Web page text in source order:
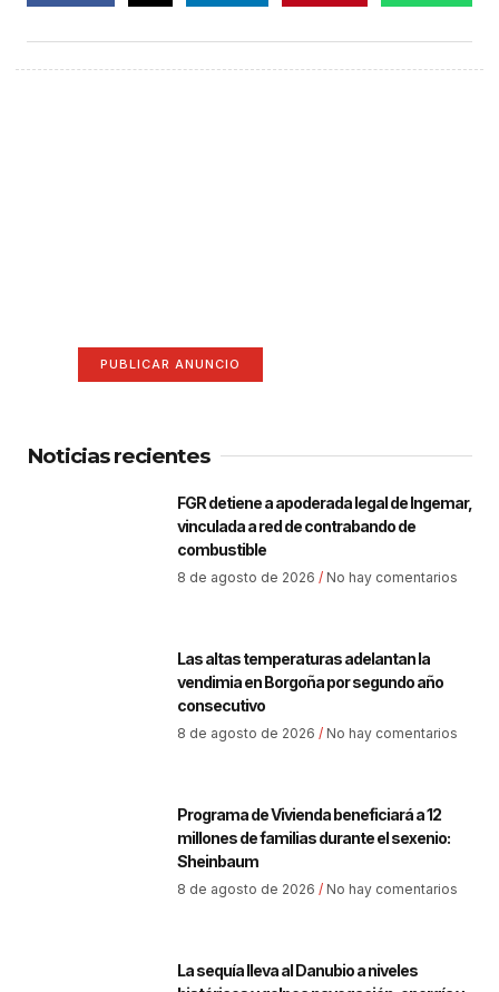
PUBLICAR ANUNCIO
Noticias recientes
FGR detiene a apoderada legal de Ingemar,
vinculada a red de contrabando de
combustible
8 de agosto de 2026 No hay comentarios
Las altas temperaturas adelantan la
vendimia en Borgoña por segundo año
consecutivo
8 de agosto de 2026 No hay comentarios
Programa de Vivienda beneficiará a 12
millones de familias durante el sexenio:
Sheinbaum
8 de agosto de 2026 No hay comentarios
La sequía lleva al Danubio a niveles